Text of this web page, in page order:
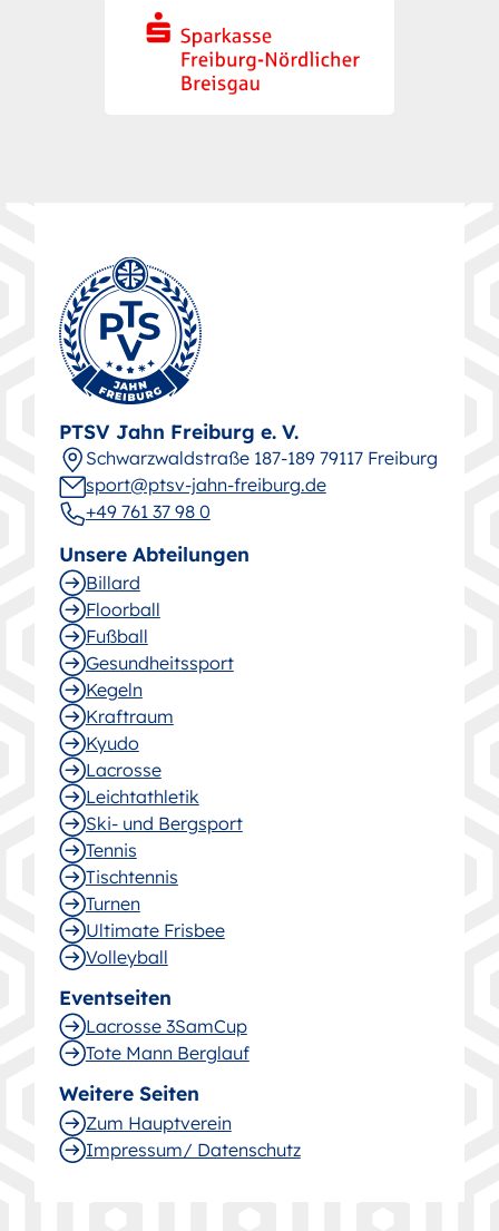
PTSV Jahn Freiburg e. V.
Schwarz­wald­straße 187-189 79117 Freiburg
sport@ptsv-jahn-freiburg.de
+49 761 37 98 0
Unsere Abteilungen
Billard
Floorball
Fußball
Gesund­heitssport
Kegeln
Kraftraum
Kyudo
Lacrosse
Leichtathletik
Ski- und Bergsport
Tennis
Tischtennis
Turnen
Ultimate Frisbee
Volleyball
Eventseiten
Lacrosse 3SamCup
Tote Mann Berglauf
Weitere Seiten
Zum Hauptverein
Impressum/ Datenschutz